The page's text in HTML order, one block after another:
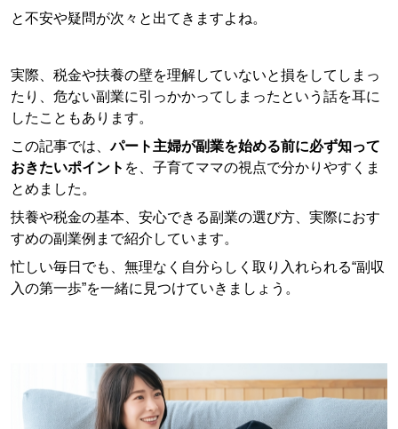
と不安や疑問が次々と出てきますよね。
実際、税金や扶養の壁を理解していないと損をしてしまっ
たり、危ない副業に引っかかってしまったという話を耳に
したこともあります。
この記事では、パート主婦が副業を始める前に必ず知って
おきたいポイント を、子育てママの視点で分かりやすくま
とめました。
扶養や税金の基本、安心できる副業の選び方、実際におす
すめの副業例まで紹介しています。
忙しい毎日でも、無理なく自分らしく取り入れられる“副収
入の第一歩”を一緒に見つけていきましょう。